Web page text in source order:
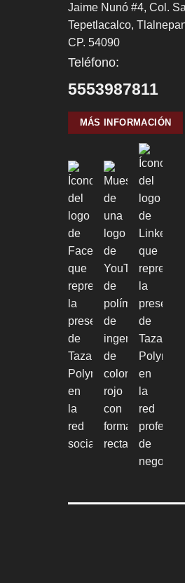
Jaime Nunó #4, Col.
Tepetlacalco,
CP. 54090
Teléfono:
5553987811
MÁS INFORMACIÓN